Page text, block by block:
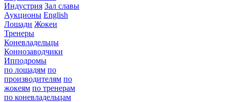
Индустрия Зал славы
Аукционы English
Лошади Жокеи
Тренеры
Коневладельцы
Коннозаводчики
Ипподромы
по лошадям по
производителям по
жокеям по тренерам
по коневладельцам